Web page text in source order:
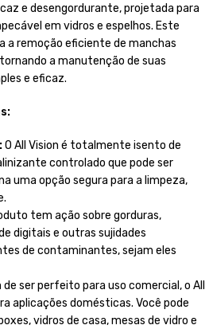
e desengordurante, projetada para
em vidros e espelhos. Este
a remoção eficiente de manchas
a manutenção de suas
e eficaz.
O All Vision é totalmente isento de
controlado que pode ser
uma opção segura para a limpeza,
tem ação sobre gorduras,
digitais e outras sujidades
de contaminantes, sejam eles
de ser perfeito para uso comercial, o All
aplicações domésticas. Você pode
vidros de casa, mesas de vidro e